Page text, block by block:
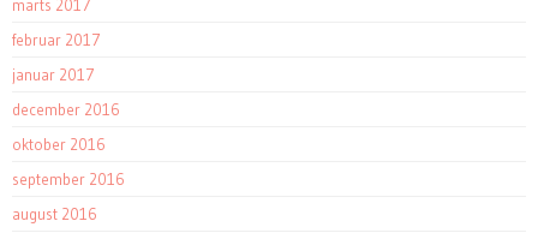
marts 2017
februar 2017
januar 2017
december 2016
oktober 2016
september 2016
august 2016